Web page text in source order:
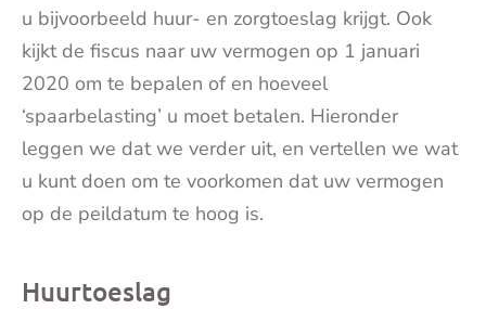
u bijvoorbeeld huur- en zorgtoeslag krijgt. Ook
kijkt de fiscus naar uw vermogen op 1 januari
2020 om te bepalen of en hoeveel
‘spaarbelasting’ u moet betalen. Hieronder
leggen we dat we verder uit, en vertellen we wat
u kunt doen om te voorkomen dat uw vermogen
op de peildatum te hoog is.
Huurtoeslag